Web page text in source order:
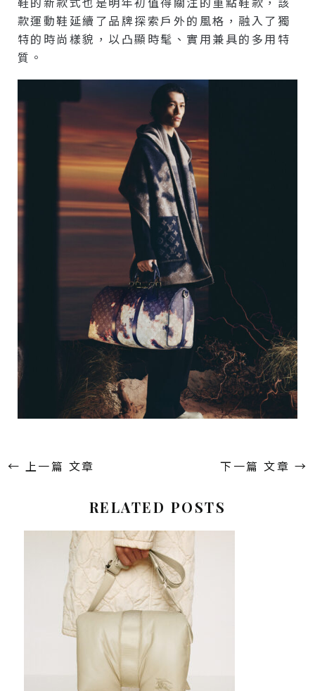
款運動鞋延續了品牌探索戶外的風格，融入了獨
特的時尚樣貌，以凸顯時髦、實用兼具的多用特
質。
← 上一篇 文章 下一篇 文章 →
RELATED POSTS